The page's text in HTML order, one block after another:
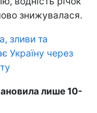
знижувалася.
зливи та
Україну через
лише 10-